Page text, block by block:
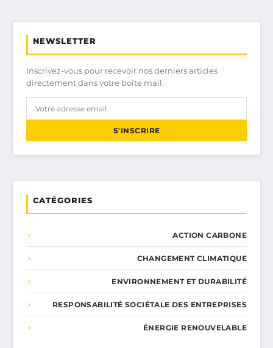
NEWSLETTER
Inscrivez-vous pour recevoir nos derniers articles
directement dans votre boîte mail.
S'INSCRIRE
CATÉGORIES
ACTION CARBONE
CHANGEMENT CLIMATIQUE
ENVIRONNEMENT ET DURABILITÉ
RESPONSABILITÉ SOCIÉTALE DES ENTREPRISES
ÉNERGIE RENOUVELABLE